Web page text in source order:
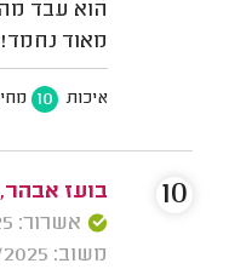
הוא עבד
מאוד נחמד!
איכות 10
בועז אבהר,
אשרור: 09/08/2025
משוב: 09/06/2025
10